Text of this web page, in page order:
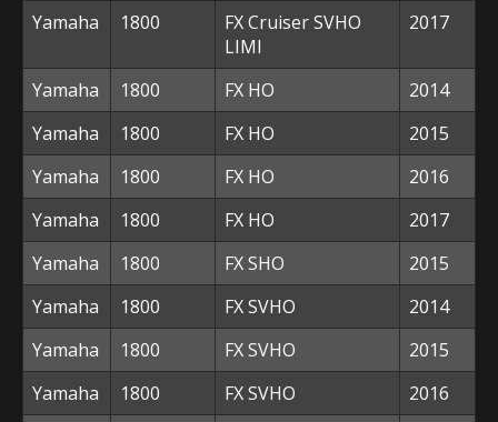
Yamaha
1800
FX Cruiser SVHO
LIMI
2017
Yamaha 1800 FX HO
2014
Yamaha
1800 FX HO
2015
Yamaha
1800 FX HO
2016
Yamaha
1800 FX HO
2017
Yamaha
1800 FX SHO
2015
Yamaha
1800 FX SVHO
2014
Yamaha
1800 FX SVHO
2015
Yamaha
1800 FX SVHO
2016